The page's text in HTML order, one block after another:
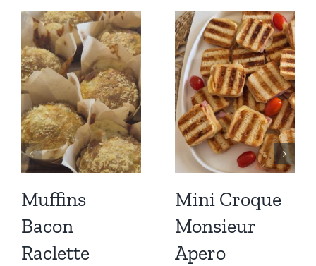
Muffins
Bacon
Raclette
Mini Croque
Monsieur
Apero